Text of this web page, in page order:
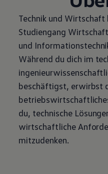
Technik und Wirtschaft
Studiengang
und
Während du dich im
beschäftigst, erwirbst
du, technische
wirtschaftliche
mitzudenken.